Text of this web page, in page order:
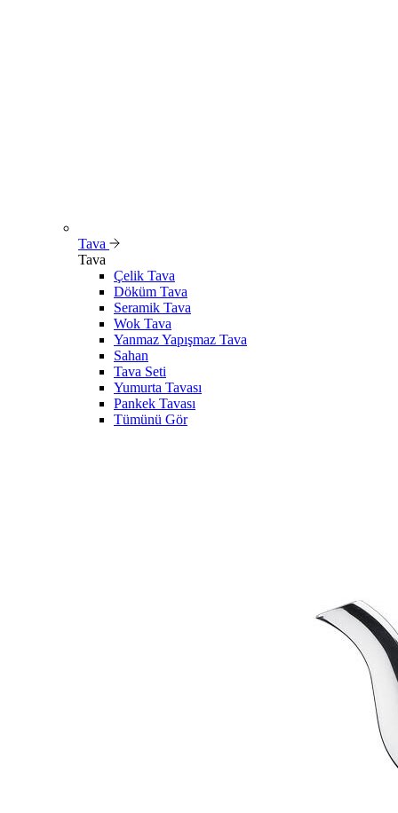
Tava
Tava
Çelik Tava
Döküm Tava
Seramik Tava
Wok Tava
Yanmaz Yapışmaz Tava
Sahan
Tava Seti
Yumurta Tavası
Pankek Tavası
Tümünü Gör